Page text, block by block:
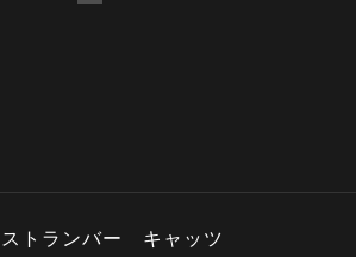
ストランバー キャッツ